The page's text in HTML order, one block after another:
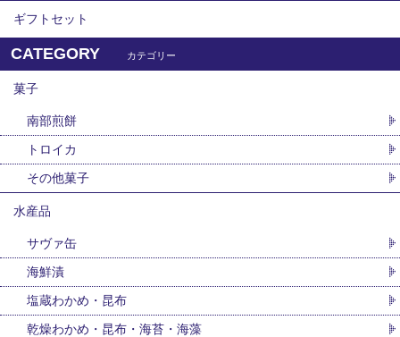
ギフトセット
CATEGORY カテゴリー
菓子
南部煎餅
トロイカ
その他菓子
水産品
サヴァ缶
海鮮漬
塩蔵わかめ・昆布
乾燥わかめ・昆布・海苔・海藻